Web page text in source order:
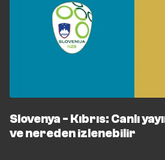
Slovenya - Kıbrıs: Canlı
ve nereden izlenebilir